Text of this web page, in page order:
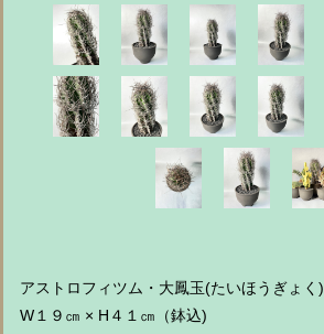
アストロフィツム・大鳳玉(たいほうぎょく)
W１９㎝ × H４１㎝（鉢込)